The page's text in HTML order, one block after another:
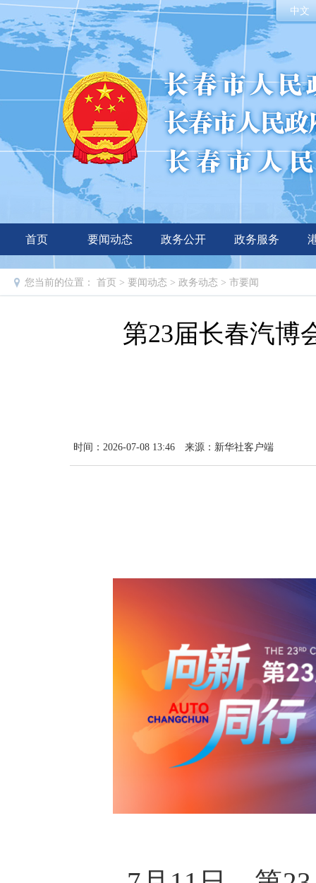
中文
首页 要闻动态 政务公开 政务服务
您当前的位置： 首页 > 要闻动态 > 政务动态 > 市要闻
第23届长春汽博
时间：2026-07-08 13:46 来源：新华社客户端